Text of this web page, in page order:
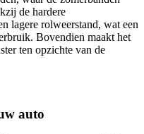
de hardere
lagere rolweerstand, wat een
Bovendien maakt het
ten opzichte van de
auto